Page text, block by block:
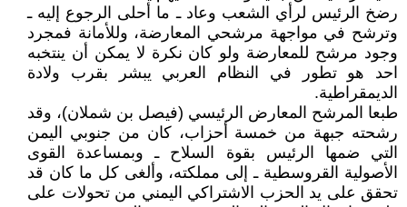
رضخ الرئيس لرأي الشعب وعاد ـ ما أحلى الرجوع إليه ـ
وترشح في مواجهة مرشحي المعارضة، وللأمانة فمجرد
وجود مرشح للمعارضة ولو كان نكرة لا يمكن أن ينتخبه
احد هو تطور في النظام العربي يبشر بقرب ولادة
الديمقراطية.
طبعا المرشح المعارض الرئيسي (فيصل بن شملان)، وقد
رشحته جبهة من خمسة أحزاب، كان من جنوبي اليمن
التي ضمها الرئيس بقوة السلاح ـ وبمساعدة القوى
الأصولية القروسطية ـ إلى مملكته، وألغى كل ما كان قد
تحقق على يد الحزب الاشتراكي اليمني من تحولات على